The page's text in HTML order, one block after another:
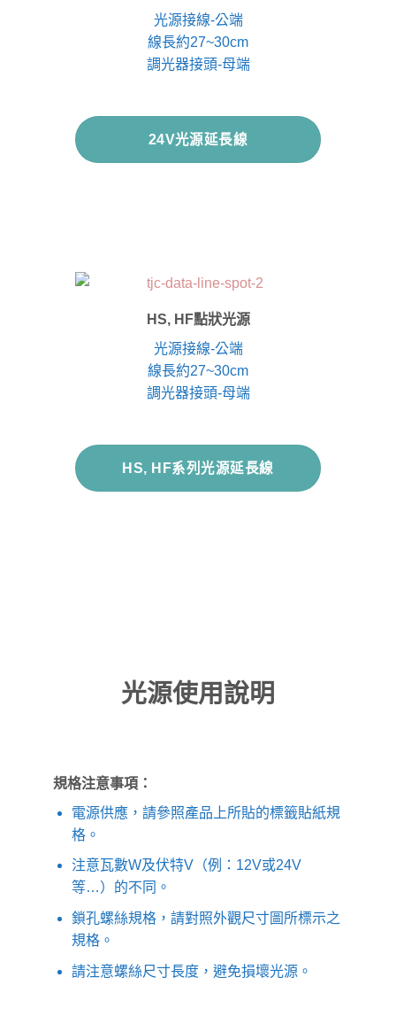
光源接線-公端
線長約27~30cm
調光器接頭-母端
24V光源延長線
HS, HF點狀光源
光源接線-公端
線長約27~30cm
調光器接頭-母端
HS, HF系列光源延長線
光源使用說明
規格注意事項：
電源供應，請參照產品上所貼的標籤貼紙規
格。
注意瓦數W及伏特V（例：12V或24V
等…）的不同。
鎖孔螺絲規格，請對照外觀尺寸圖所標示之
規格。
請注意螺絲尺寸長度，避免損壞光源。